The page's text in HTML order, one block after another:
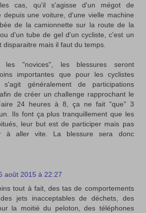
cas, qu'il s'agisse d'un mégot de
depuis une voiture, d'une vielle machine
de la camionnette sur la route de la
d'un tube de gel d'un cycliste, c'est un
disparaitre mais il faut du temps.
les "novices", les blessures seront
importantes que pour les cyclistes
généralement de participations
de créer un challenge rapprochant le
24 heures à 8, ça ne fait "que" 3
Ils font ça plus tranquillement que les
leur but est de participer mais pas
à aller vite. La blessure sera donc
août 2015 à 22:27
tout à fait, des tas de comportements
jets inacceptables de déchets, des
la moitié du peloton, des téléphones